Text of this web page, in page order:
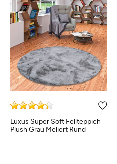
Luxus Super Soft Fellteppich
Plush Grau Meliert Rund